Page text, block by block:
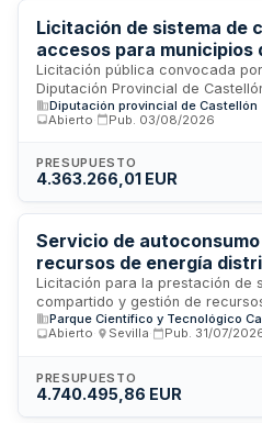
Licitación de sistema de
accesos para municipios
habitantes - Diputación
Licitación pública convocada
Diputación Provincial de
implantación de un sistema
accesos destinado a municipios
suministro, instalación,
la solución tecnológica, así
vigencia del contrato. Esta
gestión y regulación del tráfico
de la provincia, optimizando la
seguridad vial mediante
en puntos estratégicos de
Diputación provincial de Castellón
Abierto
Pub. 03/08/2026
PRESUPUESTO
4.363.266,01 EUR
Servicio de
recursos de energía
B2G - Parque Científico y
Licitación para la prestación de
compartido y gestión de
incluyendo soluciones de
El Parque Científico y
energético y la integración de
distribuidas en sus
Parque Científico y Tecnológico
Abierto
Sevilla Pub. 31/07/
PRESUPUESTO
4.740.495,86 EUR